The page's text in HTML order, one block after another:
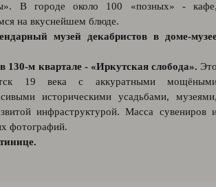
В городе около 100 «позных» -
на вкуснейшем блюде.
музей декабристов в доме-
130-м квартале - «Иркутская слобода».
19 века с аккуратными
историческими усадьбами,
инфраструктурой. Масса сувениров
фотографий.